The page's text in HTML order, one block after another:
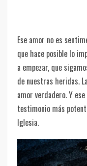
Ese amor no es
que hace posible lo
a empezar, que
de nuestras heridas.
amor verdadero. Y
testimonio más
Iglesia.